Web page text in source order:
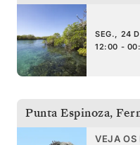
SEG., 24
12:00 -
Punta Espinoza,
VEJA OS